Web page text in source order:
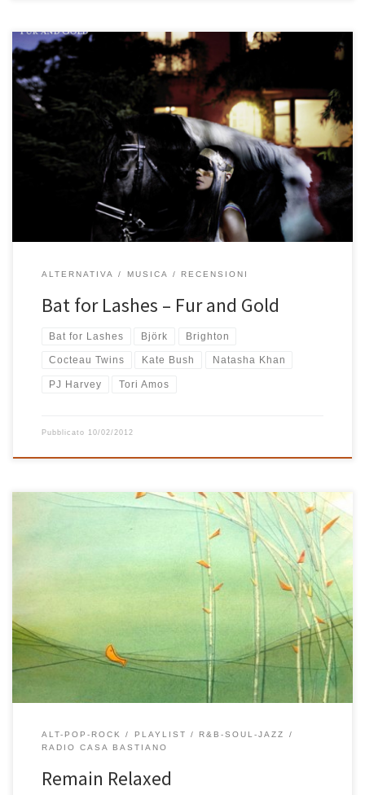
Björk? Tori Amos? Kate Bush? Cocteau Twins? PJ Harvey? No,
semplicemente Natasha Khan da Brighton. Polistrumentista
cantante anglo-pachistana dirige un quartetto tutto al femminile
che ha stregato Devendra Banhart e Radiohead. La ragazza è
parecchio talentuosa e centra
ALTERNATIVA MUSICA RECENSIONI
Bat for Lashes – Fur and Gold
Bat for Lashes Björk Brighton
Cocteau Twins Kate Bush Natasha Khan
PJ Harvey Tori Amos
Pubblicato 10/02/2012
Playlist morbida, delicata, di fine inverno. Le giornate iniziano ad
allungarsi, ma la primavera stenta ancora ad arrivare. C’è ancora
bisogno di calma e tranquillità e di tanta buona musica. E’ per
questo che ho scelto, tra i tanti brani ascoltati ultimamente, quelli
che più si avvicinavano a questo cambiamento […]
ALT-POP-ROCK PLAYLIST
R&B-SOUL-JAZZ
RADIO CASA BASTIANO
Remain Relaxed